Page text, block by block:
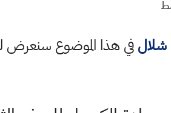
شلالفي هذا الموضوع